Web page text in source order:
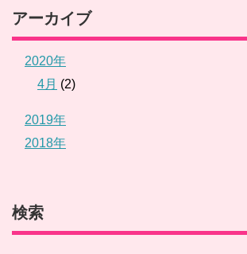
アーカイブ
2020年
4月 (2)
2019年
2018年
検索